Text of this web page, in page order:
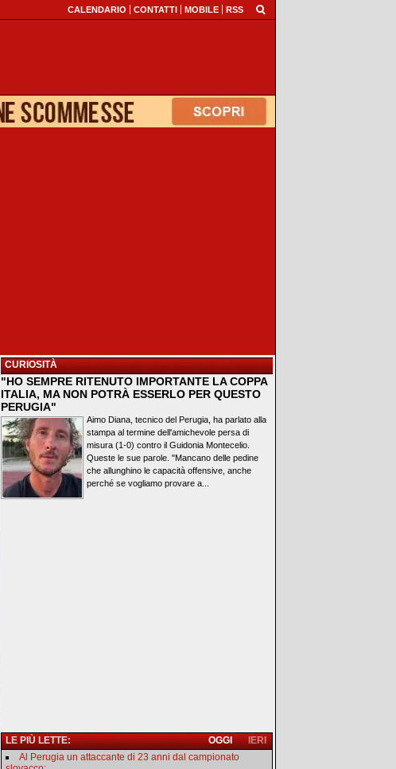
CALENDARIO CONTATTI MOBILE RSS
CURIOSITÀ
"HO SEMPRE RITENUTO IMPORTANTE LA COPPA
ITALIA, MA NON POTRÀ ESSERLO PER QUESTO
PERUGIA"
Aimo Diana, tecnico del Perugia, ha parlato alla
stampa al termine dell'amichevole persa di
misura (1-0) contro il Guidonia Montecelio.
Queste le sue parole. "Mancano delle pedine
che allunghino le capacità offensive, anche
perché se vogliamo provare a...
LE PIÙ LETTE: IERI
OGGI
Al Perugia un attaccante di 23 anni dal campionato